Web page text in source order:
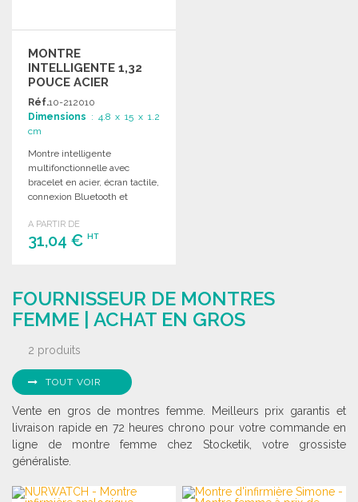
MONTRE
INTELLIGENTE 1,32
POUCE ACIER
INOXYDABLE
Réf.10-212010
Dimensions : 4.8 x 15 x 1.2
cm
Montre intelligente
multifonctionnelle avec
bracelet en acier, écran tactile,
connexion Bluetooth et
éclaboussures, idéale pour le
quotidien.
A PARTIR DE
31,04 € HT
Demander un devis
FOURNISSEUR DE MONTRES
FEMME | ACHAT EN GROS
2 produits
TOUT VOIR
Vente en gros de montres femme. Meilleurs prix garantis et
livraison rapide en 72 heures chrono pour votre commande en
ligne de montre femme chez Stocketik, votre grossiste
généraliste.